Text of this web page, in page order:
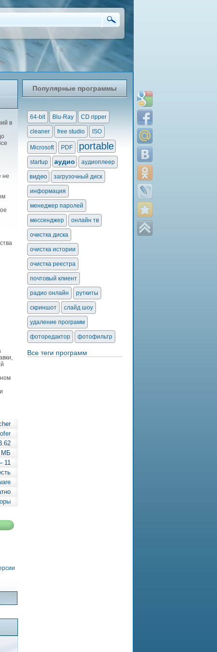
в
не
МБ
11
Популярные программы
64-bit Blu-Ray CD ripper
cleaner free studio ISO
Microsoft PDF portable
startup аудио аудиоплеер
видео загрузочный диск
информация
менеджер паролей
мессенджер онлайн тв
очистка диска
очистка истории
очистка реестра
почтовый клиент
радио онлайн руткиты
скриншот слайд шоу
удаление программ
фоторедактор фотофильтр
Все теги программ